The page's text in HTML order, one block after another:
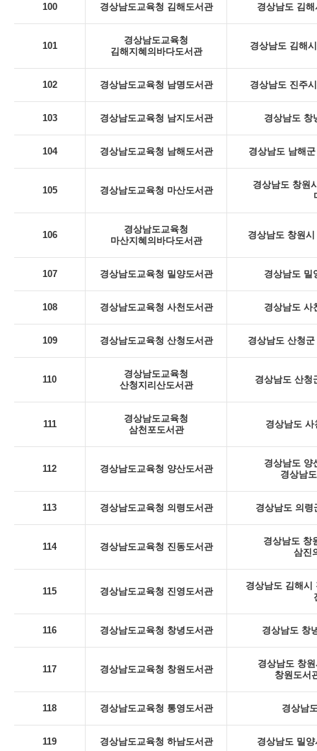
100 경상남도교육청 김해도서관 경상남도 김
101
경상남도교육청
김해지혜의바다도서관
경상남도 김해
102 경상남도교육청 남명도서관 경상남도 진주
103 경상남도교육청 남지도서관 경상남도 창
104 경상남도교육청 남해도서관 경상남도 남해
105 경상남도교육청 마산도서관
경상남도 창원
106
경상남도교육청
마산지혜의바다도서관
경상남도 창원
107 경상남도교육청 밀양도서관 경상남도 밀
108 경상남도교육청 사천도서관 경상남도 사
109 경상남도교육청 산청도서관 경상남도 산청
110
경상남도교육청
산청지리산도서관
경상남도 산청
111
경상남도교육청
삼천포도서관
경상남도 사
112 경상남도교육청 양산도서관
경상남도 양
경상남
113 경상남도교육청 의령도서관 경상남도 의령
114 경상남도교육청 진동도서관
경상남도 창
삼진
115 경상남도교육청 진영도서관
경상남도 김해시
116 경상남도교육청 창녕도서관 경상남도 창
117 경상남도교육청 창원도서관
경상남도 창
창원도서
118 경상남도교육청 통영도서관 경상남
119 경상남도교육청 하남도서관 경상남도 밀